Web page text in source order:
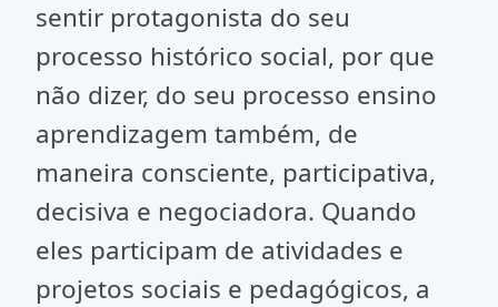
sentir protagonista do seu
processo histórico social, por que
não dizer, do seu processo ensino
aprendizagem também, de
maneira consciente, participativa,
decisiva e negociadora. Quando
eles participam de atividades e
projetos sociais e pedagógicos, a